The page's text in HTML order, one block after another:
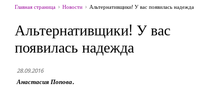
Главная страница Новости Альтернативщики! У вас появилась надежда
Альтернативщики! У вас
появилась надежда
28.09.2016
Анастасия Попова.